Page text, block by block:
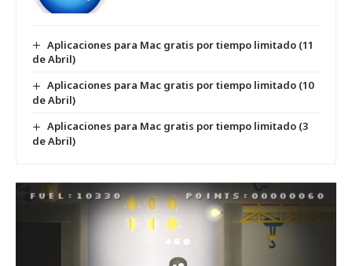
Aplicaciones para Mac gratis por tiempo limitado (11
de Abril)
Aplicaciones para Mac gratis por tiempo limitado (10
de Abril)
Aplicaciones para Mac gratis por tiempo limitado (3
de Abril)